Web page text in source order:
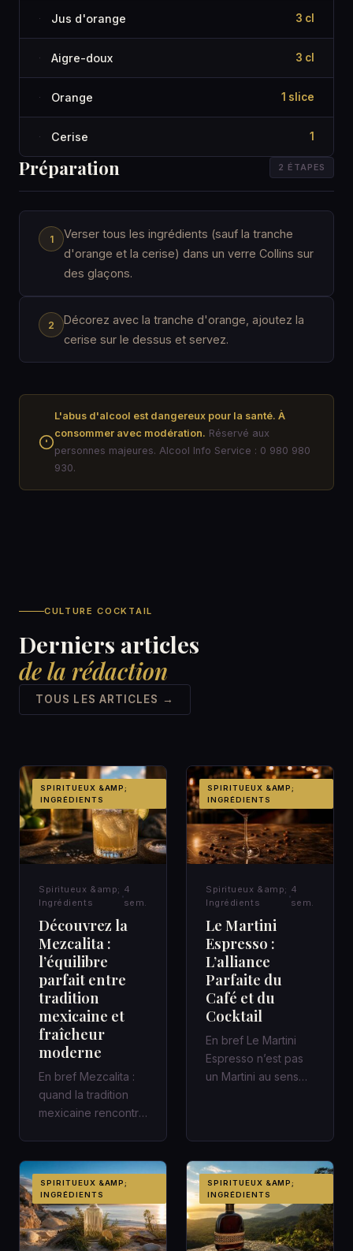
· Jus d'orange 3 cl
· Aigre-doux 3 cl
· Orange 1 slice
· Cerise 1
Préparation 2 ÉTAPES
Verser tous les ingrédients (sauf la tranche
d'orange et la cerise) dans un verre Collins sur
des glaçons.
Décorez avec la tranche d'orange, ajoutez la
cerise sur le dessus et servez.
L'abus d'alcool est dangereux pour la santé. À
consommer avec modération. Réservé aux
personnes majeures. Alcool Info Service : 0 980 980
930.
CULTURE COCKTAIL
Derniers articles
de la rédaction
TOUS LES ARTICLES →
SPIRITUEUX &AMP;
INGRÉDIENTS
Spiritueux &amp;
Ingrédients
4
sem.
Découvrez la
Mezcalita :
l’équilibre
parfait entre
tradition
mexicaine et
fraîcheur
moderne
En bref Mezcalita :
quand la tradition
mexicaine rencontre
d’a…
SPIRITUEUX &AMP;
INGRÉDIENTS
Spiritueux &amp;
Ingrédients
4
sem.
Le Martini
Espresso :
L’alliance
Parfaite du
Café et du
Cocktail
En bref Le Martini
Espresso n’est pas
un Martini au sens
SPIRITUEUX &AMP;
INGRÉDIENTS
SPIRITUEUX &AMP;
INGRÉDIENTS